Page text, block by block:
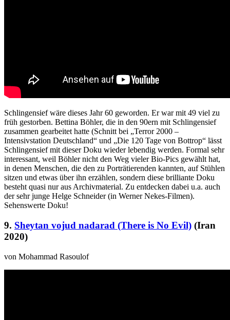
Schlingensief wäre dieses Jahr 60 geworden. Er war mit 49 viel zu
früh gestorben. Bettina Böhler, die in den 90ern mit Schlingensief
zusammen gearbeitet hatte (Schnitt bei „Terror 2000 –
Intensivstation Deutschland“ und „Die 120 Tage von Bottrop“ lässt
Schlingensief mit dieser Doku wieder lebendig werden. Formal sehr
interessant, weil Böhler nicht den Weg vieler Bio-Pics gewählt hat,
in denen Menschen, die den zu Porträtierenden kannten, auf Stühlen
sitzen und etwas über ihn erzählen, sondern diese brilliante Doku
besteht quasi nur aus Archivmaterial. Zu entdecken dabei u.a. auch
der sehr junge Helge Schneider (in Werner Nekes-Filmen).
Sehenswerte Doku!
9. Sheytan vojud nadarad (There is No Evil) (Iran
2020)
von Mohammad Rasoulof